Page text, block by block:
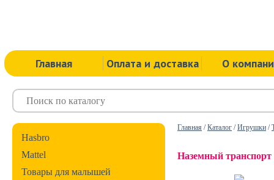
Главная Оплата и доставка О
Hasbro
Mattel
Товары для малышей
Главная /Каталог /Игрушки /
Наземный транспорт